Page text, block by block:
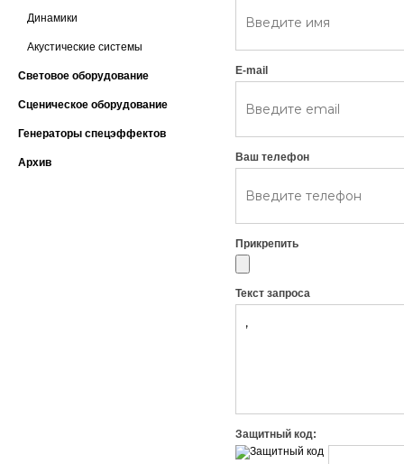
Динамики
Акустические системы
Световое оборудование
Сценическое оборудование
Генераторы спецэффектов
Архив
E-mail
Ваш телефон
Прикрепить
Текст запроса
Защитный код: